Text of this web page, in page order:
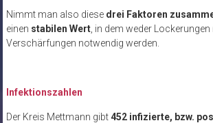
Nimmt man also diese drei Faktoren
einen stabilen Wert, in dem weder
Verschärfungen notwendig werden.
Infektionszahlen
Der Kreis Mettmann gibt452 infizierte, bzw.